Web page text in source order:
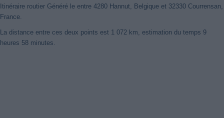
Itinéraire routier Généré le entre 4280 Hannut, Belgique et 32330 Courrensan,
France.
La distance entre ces deux points est 1 072 km, estimation du temps 9
heures 58 minutes.